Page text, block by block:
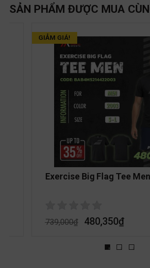
SẢN PHẨM ĐƯỢC MUA
GIẢM GIÁ!
Exercise Big Flag Tee Men
739,000₫ 480,350₫